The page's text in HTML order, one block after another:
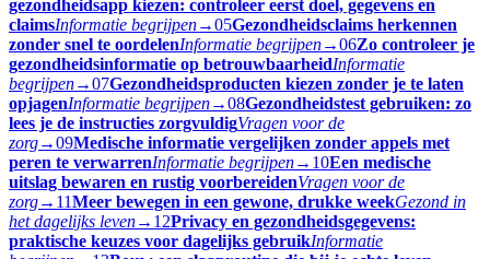
gezondheidsapp kiezen: controleer eerst doel, gegevens en
claimsInformatie begrijpen→05Gezondheidsclaims herkennen
zonder snel te oordelenInformatie begrijpen→06Zo controleer je
gezondheidsinformatie op betrouwbaarheidInformatie
begrijpen→07Gezondheidsproducten kiezen zonder je te laten
opjagenInformatie begrijpen→08Gezondheidstest gebruiken: zo
lees je de instructies zorgvuldigVragen voor de
zorg→09Medische informatie vergelijken zonder appels met
peren te verwarrenInformatie begrijpen→ 10Een medische
uitslag bewaren en rustig voorbereidenVragen voor de
zorg→ 11Meer bewegen in een gewone, drukke weekGezond in
het dagelijks leven→ 12Privacy en gezondheidsgegevens:
praktische keuzes voor dagelijks gebruikInformatie